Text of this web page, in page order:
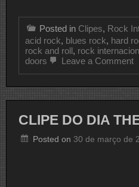
Posted in Clipes, Rock
acid rock, blues rock, hard
rock and roll, rock
doors
Leave a Commenton
CLIPE DO DIA
Posted on 30 de março de